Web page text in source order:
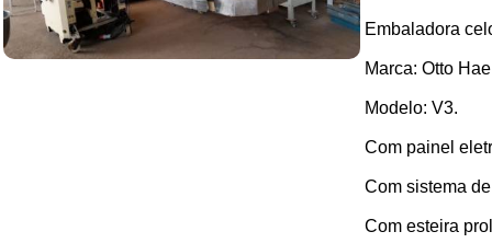
Embaladora
Marca: Otto
Modelo: V3.
Com painel
Com sistema
Com esteira